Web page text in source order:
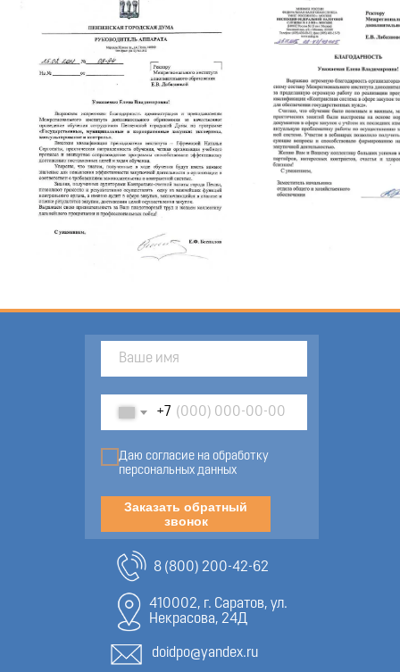
8 (800) 200-42-62
doidpo@yandex.ru
410002, г. Саратов, ул.
Некрасова, 24Д
+7
Даю согласие на обработку
персональных данных
Заказать обратный
звонок